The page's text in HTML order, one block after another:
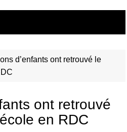
d’enfants ont retrouvé le
ont retrouvé
en RDC